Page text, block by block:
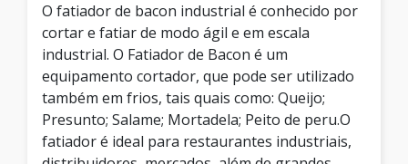
O fatiador de bacon industrial é conhecido por
cortar e fatiar de modo ágil e em escala
industrial. O Fatiador de Bacon é um
equipamento cortador, que pode ser utilizado
também em frios, tais quais como: Queijo;
Presunto; Salame; Mortadela; Peito de peru.O
fatiador é ideal para restaurantes industriais,